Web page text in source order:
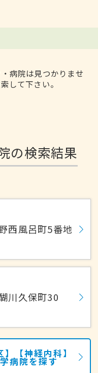
病院は見つかりませ
して下さい。
の検索結果
西風呂町5番地
川久保町30
【神経内科】
病院を探す